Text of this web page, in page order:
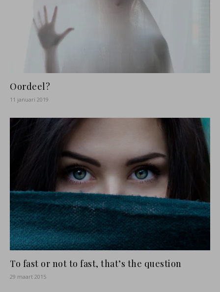
Oordeel?
11 januari 2019
To fast or not to fast, that’s the question
29 maart 2015